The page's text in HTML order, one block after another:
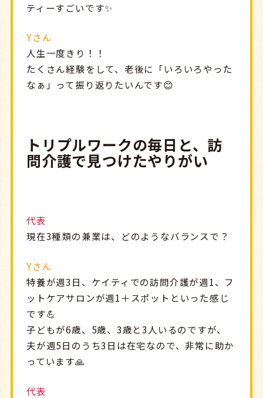
ティーすごいです✨
Yさん
人生一度きり！！
たくさん経験をして、老後に「いろいろやった
なぁ」って振り返りたいんです😊
トリプルワークの毎日と、訪
問介護で見つけたやりがい
代表
現在3種類の兼業は、どのようなバランスで？
Yさん
特養が週3日、ケイティでの訪問介護が週1、フ
ットケアサロンが週1＋スポットといった感じ
です💪
子どもが6歳、5歳、3歳と3人いるのですが、
夫が週5日のうち3日は在宅なので、非常に助か
っています🙏
代表